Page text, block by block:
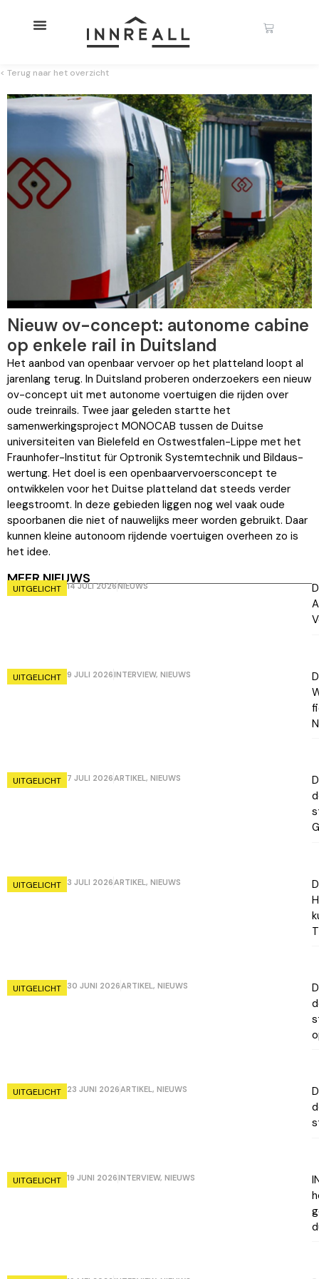
< Terug naar het overzicht
Nieuw ov-concept: autonome cabine
op enkele rail in Duitsland
Het aanbod van openbaar vervoer op het platteland loopt al
jarenlang terug. In Duitsland proberen onderzoekers een nieuw
ov-concept uit met autonome voertuigen die rijden over
oude treinrails. Twee jaar geleden startte het
samenwerkingsproject MONOCAB tussen de Duitse
universiteiten van Bielefeld en Ostwest­falen-Lippe met het
Fraunhofer-Institut für Optronik Systemtechnik und Bildaus­
wertung. Het doel is een openbaar­vervoersconcept te
ontwikkelen voor het Duitse platteland dat steeds verder
leegstroomt. In deze gebieden liggen nog wel vaak oude
spoorbanen die niet of nauwelijks meer worden gebruikt. Daar
kunnen kleine autonoom rijdende voertuigen overheen zo is
het idee.
MEER NIEUWS
UITGELICHT 14 JULI 2026NIEUWS
UITGELICHT 9 JULI 2026INTERVIEW, NIEUWS
UITGELICHT 7 JULI 2026ARTIKEL, NIEUWS
UITGELICHT 3 JULI 2026 ARTIKEL , NIEUWS
UITGELICHT 30 JUNI 2026ARTIKEL, NIEUWS
UITGELICHT 23 JUNI 2026ARTIKEL, NIEUWS
UITGELICHT 19 JUNI 2026INTERVIEW, NIEUWS